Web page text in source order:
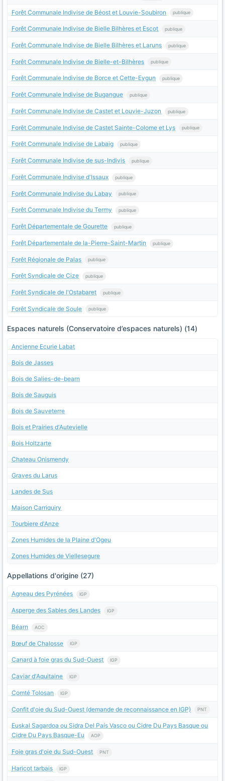
Forêt Communale Indivise de Béost et Louvie-Soubiron publique
Forêt Communale Indivise de Bielle Bilhères et Escot publique
Forêt Communale Indivise de Bielle Bilhères et Laruns publique
Forêt Communale Indivise de Bielle-et-Bilhères publique
Forêt Communale Indivise de Borce et Cette-Eygun publique
Forêt Communale Indivise de Bugangue publique
Forêt Communale Indivise de Castet et Louvie-Juzon publique
Forêt Communale Indivise de Castet Sainte-Colome et Lys publique
Forêt Communale Indivise de Labaig publique
Forêt Communale Indivise de sus-Indivis publique
Forêt Communale Indivise d'Issaux publique
Forêt Communale Indivise du Labay publique
Forêt Communale Indivise du Termy publique
Forêt Départementale de Gourette publique
Forêt Départementale de la-Pierre-Saint-Martin publique
Forêt Régionale de Palas publique
Forêt Syndicale de Cize publique
Forêt Syndicale de l'Ostabaret publique
Forêt Syndicale de Soule publique
Espaces naturels (Conservatoire d’espaces naturels) (14)
Ancienne Ecurie Labat
Bois de Jasses
Bois de Salies-de-bearn
Bois de Sauguis
Bois de Sauveterre
Bois et Prairies d'Autevielle
Bois Holtzarte
Chateau Onismendy
Graves du Larus
Landes de Sus
Maison Carriquiry
Tourbiere d'Anze
Zones Humides de la Plaine d'Ogeu
Zones Humides de Viellesegure
Appellations d'origine (27)
Agneau des Pyrénées IGP
Asperge des Sables des Landes IGP
Béarn AOC
Bœuf de Chalosse IGP
Canard à foie gras du Sud-Ouest IGP
Caviar d'Aquitaine IGP
Comté Tolosan IGP
Confit d'oie du Sud-Ouest (demande de reconnaissance en IGP) PNT
Euskal Sagardoa ou Sidra Del País Vasco ou Cidre Du Pays Basque ou
Cidre Du Pays Basque-Eu
AOP
Foie gras d'oie du Sud-Ouest PNT
Haricot tarbais IGP